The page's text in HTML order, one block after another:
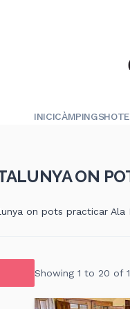
INICICÀMPINGS
ON
on pots practicar Ala
Showing 1 to 20 of